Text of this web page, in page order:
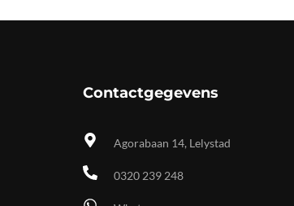
Contactgegevens
Agorabaan 14, Lelystad
0320 239 248